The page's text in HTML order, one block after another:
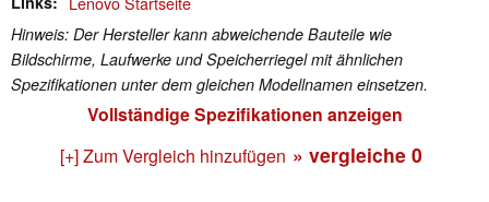
Hinweis: Der Hersteller kann abweichende Bauteile wie
Bildschirme, Laufwerke und Speicherriegel mit ähnlichen
Spezifikationen unter dem gleichen Modellnamen einsetzen.
Vollständige Spezifikationen anzeigen
[+] Zum Vergleich hinzufügen » vergleiche 0